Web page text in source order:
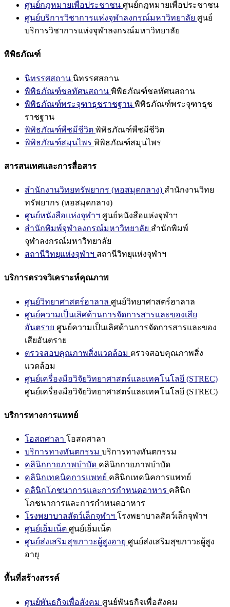
ศูนย์กฎหมายเพื่อประชาชน ศูนย์กฎหมายเพื่อประชาชน
ศูนย์บริการวิชาการแห่งจุฬาลงกรณ์มหาวิทยาลัย ศูนย์
บริการวิชาการแห่งจุฬาลงกรณ์มหาวิทยาลัย
พิพิธภัณฑ์
นิทรรศสถาน นิทรรศสถาน
พิพิธภัณฑ์ชลทัศนสถาน พิพิธภัณฑ์ชลทัศนสถาน
พิพิธภัณฑ์พระจุฑาธุชราชฐาน พิพิธภัณฑ์พระจุฑาธุช
ราชฐาน
พิพิธภัณฑ์พืชมีชีวิต พิพิธภัณฑ์พืชมีชีวิต
พิพิธภัณฑ์สมุนไพร พิพิธภัณฑ์สมุนไพร
สารสนเทศและการสื่อสาร
สำนักงานวิทยทรัพยากร (หอสมุดกลาง) สำนักงานวิทย
ทรัพยากร (หอสมุดกลาง)
ศูนย์หนังสือแห่งจุฬาฯ ศูนย์หนังสือแห่งจุฬาฯ
สำนักพิมพ์จุฬาลงกรณ์มหาวิทยาลัย สำนักพิมพ์
จุฬาลงกรณ์มหาวิทยาลัย
สถานีวิทยุแห่งจุฬาฯ สถานีวิทยุแห่งจุฬาฯ
บริการตรวจวิเคราะห์คุณภาพ
ศูนย์วิทยาศาสตร์ฮาลาล ศูนย์วิทยาศาสตร์ฮาลาล
ศูนย์ความเป็นเลิศด้านการจัดการสารและของเสีย
อันตราย ศูนย์ความเป็นเลิศด้านการจัดการสารและของ
เสียอันตราย
ตรวจสอบคุณภาพสิ่งแวดล้อม ตรวจสอบคุณภาพสิ่ง
แวดล้อม
ศูนย์เครื่องมือวิจัยวิทยาศาสตร์และเทคโนโลยี (STREC)
ศูนย์เครื่องมือวิจัยวิทยาศาสตร์และเทคโนโลยี (STREC)
บริการทางการแพทย์
โอสถศาลา โอสถศาลา
บริการทางทันตกรรม บริการทางทันตกรรม
คลินิกกายภาพบำบัด คลินิกกายภาพบำบัด
คลินิกเทคนิคการแพทย์ คลินิกเทคนิคการแพทย์
คลินิกโภชนาการและการกำหนดอาหาร คลินิก
โภชนาการและการกำหนดอาหาร
โรงพยาบาลสัตว์เล็กจุฬาฯ โรงพยาบาลสัตว์เล็กจุฬาฯ
ศูนย์เอ็มเน็ต ศูนย์เอ็มเน็ต
ศูนย์ส่งเสริมสุขภาวะผู้สูงอายุ ศูนย์ส่งเสริมสุขภาวะผู้สูง
อายุ
พื้นที่สร้างสรรค์
ศูนย์พันธกิจเพื่อสังคม ศูนย์พันธกิจเพื่อสังคม